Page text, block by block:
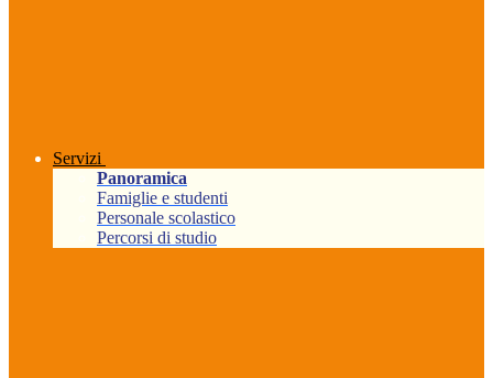
Servizi
Panoramica
Famiglie e studenti
Personale scolastico
Percorsi di studio